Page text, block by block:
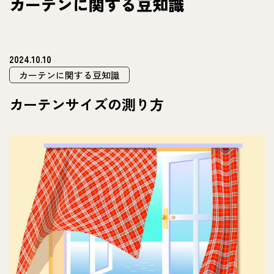
2024.10.10
カーテンに関する豆知識
カーテンサイズの測り方